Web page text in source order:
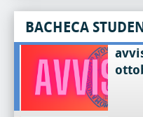
BACHECA